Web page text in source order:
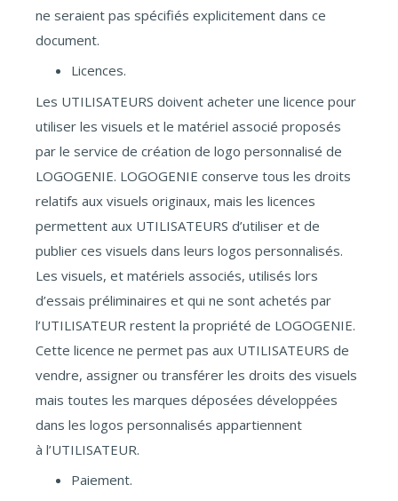
ne seraient pas spécifiés explicitement dans ce
document.
Licences.
Les UTILISATEURS doivent acheter une licence pour
utiliser les visuels et le matériel associé proposés
par le service de création de logo personnalisé de
LOGOGENIE. LOGOGENIE conserve tous les droits
relatifs aux visuels originaux, mais les licences
permettent aux UTILISATEURS d’utiliser et de
publier ces visuels dans leurs logos personnalisés.
Les visuels, et matériels associés, utilisés lors
d’essais préliminaires et qui ne sont achetés par
l’UTILISATEUR restent la propriété de LOGOGENIE.
Cette licence ne permet pas aux UTILISATEURS de
vendre, assigner ou transférer les droits des visuels
mais toutes les marques déposées développées
dans les logos personnalisés appartiennent
à l’UTILISATEUR.
Paiement.